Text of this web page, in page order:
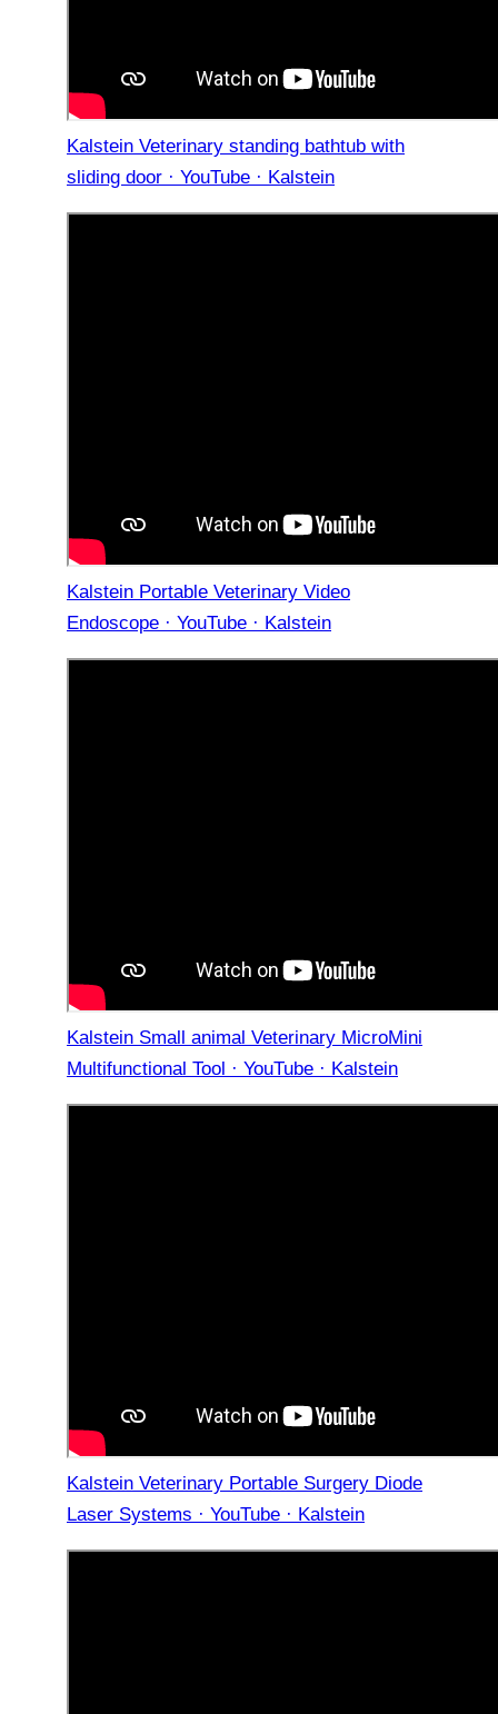
Kalstein Veterinary standing bathtub with
sliding door · YouTube · Kalstein
Kalstein Portable Veterinary Video
Endoscope · YouTube · Kalstein
Kalstein Small animal Veterinary MicroMini
Multifunctional Tool · YouTube · Kalstein
Kalstein Veterinary Portable Surgery Diode
Laser Systems · YouTube · Kalstein